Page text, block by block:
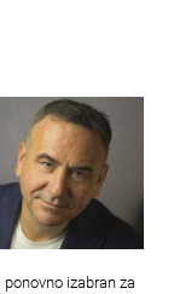
izabran za